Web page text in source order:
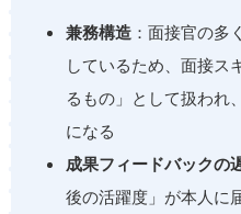
兼務構造 ：面接官の多
しているため、面接ス
るもの」として扱われ
になる
成果フィードバックの
後の活躍度」が本人に